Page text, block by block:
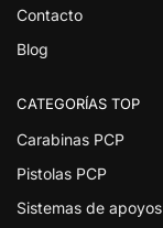
Contacto
Blog
CATEGORÍAS TOP
Carabinas PCP
Pistolas PCP
Sistemas de apoyos